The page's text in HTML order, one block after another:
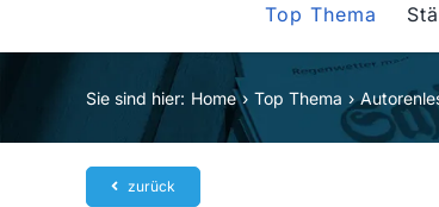
Top Thema
Sie sind hier: Home Top Thema
zurück